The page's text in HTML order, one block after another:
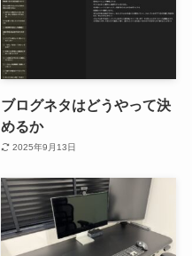
ブログネタはどうやって決
めるか
2025年9月13日